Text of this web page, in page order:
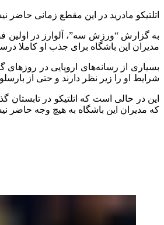
اتلتیکو مادرید در این مقطع زمانی
به گزارش “ورزش سه”، آلوارز در اولین
مدیران این باشگاه برای جذب او کاملا
بسیاری از رسانه‌های اروپایی در روزهای
شرایط او را زیر نظر دارند و حتی از
که مدیران این باشگاه به هیچ وجه حاضر